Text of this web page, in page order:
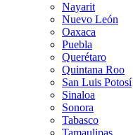
Nayarit
Nuevo León
Oaxaca
Puebla
Querétaro
Quintana Roo
San Luis Potosí
Sinaloa
Sonora
Tabasco
Tamaulipas